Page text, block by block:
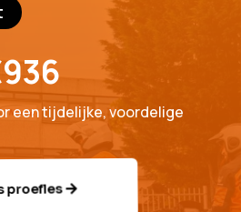
een tijdelijke, voordelige
proefles